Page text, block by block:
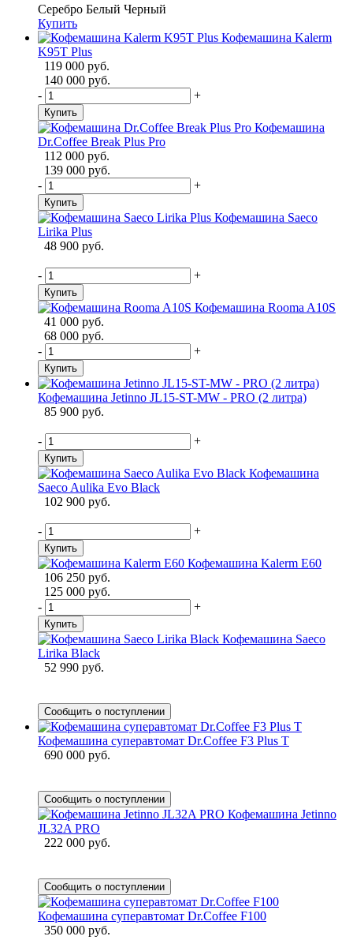
Серебро Белый Черный
Купить
Кофемашина Kalerm
K95T Plus
119 000 руб.
140 000 руб.
-
+
Купить
Кофемашина
Dr.Coffee Break Plus Pro
112 000 руб.
139 000 руб.
-
+
Купить
Кофемашина Saeco
Lirika Plus
48 900 руб.
- +
Купить
Кофемашина Rooma A10S
41 000 руб.
68 000 руб.
-
+
Купить
Кофемашина Jetinno JL15-ST-MW - PRO (2 литра)
85 900 руб.
- +
Купить
Кофемашина
Saeco Aulika Evo Black
102 900 руб.
- +
Купить
Кофемашина Kalerm E60
106 250 руб.
125 000 руб.
-
+
Купить
Кофемашина Saeco
Lirika Black
52 990 руб.
Сообщить о поступлении
Кофемашина суперавтомат Dr.Coffee F3 Plus T
690 000 руб.
Сообщить о поступлении
Кофемашина Jetinno
JL32A PRO
222 000 руб.
Сообщить о поступлении
Кофемашина суперавтомат Dr.Coffee F100
350 000 руб.